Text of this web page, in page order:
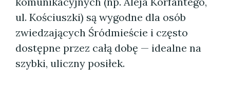
ul. Kościuszki) są wygodne dla osób
zwiedzających Śródmieście i często
dostępne przez całą dobę — idealne na
szybki, uliczny posiłek.